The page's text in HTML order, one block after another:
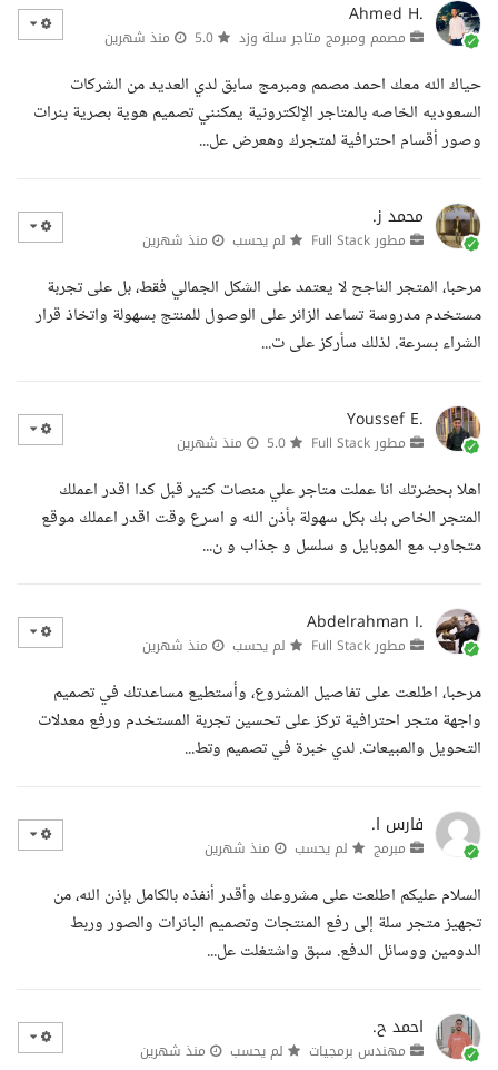
Ahmed H.
مصمم ومبرمج متاجر سلة وزد منذ شهرين
حياك الله معك احمد مصمم ومبرمج سابق لدي العديد من الشركات
السعوديه الخاصه بالمتاجر الإلكترونية يمكنني تصميم هوية بصرية بنرات
وصور أقسام احترافية لمتجرك وهعرض عل...
محمد ز.
مطور Full Stack لم يحسب منذ شهرين
مرحبا، المتجر الناجح لا يعتمد على الشكل الجمالي فقط، بل على تجربة
مستخدم مدروسة تساعد الزائر على الوصول للمنتج بسهولة واتخاذ قرار
الشراء بسرعة. لذلك سأركز على ت...
Youssef E.
مطور Full Stack منذ شهرين
اهلا بحضرتك انا عملت متاجر علي منصات كتير قبل كدا اقدر اعملك
المتجر الخاص بك بكل سهولة بأذن الله و اسرع وقت اقدر اعملك موقع
متجاوب مع الموبايل و سلسل و جذاب و ن...
Abdelrahman I.
مطور Full Stack لم يحسب منذ شهرين
مرحبا، اطلعت على تفاصيل المشروع، وأستطيع مساعدتك في تصميم
واجهة متجر احترافية تركز على تحسين تجربة المستخدم ورفع معدلات
التحويل والمبيعات. لدي خبرة في تصميم وتط...
فارس ا.
مبرمج لم يحسب منذ شهرين
السلام عليكم اطلعت على مشروعك وأقدر أنفذه بالكامل بإذن الله، من
تجهيز متجر سلة إلى رفع المنتجات وتصميم البانرات والصور وربط
الدومين ووسائل الدفع. سبق واشتغلت عل...
احمد ح.
مهندس برمجيات لم يحسب منذ شهرين